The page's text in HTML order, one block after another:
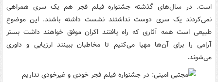
است. در سال‌های گذشته جشنواره فیلم فجر هم یک سری همراهی
نمی‌کردند یک سری دوست نداشتند نشست داشته باشند. این موضوع
طبیعی است همه آثاری که راه یافتند اکران موفق خواهند داشت بستر
آرامی را برای آن‌ها مهیا می‌کنیم تا مخاطبان ببینند ارزیابی و داوری
می‌شوند.